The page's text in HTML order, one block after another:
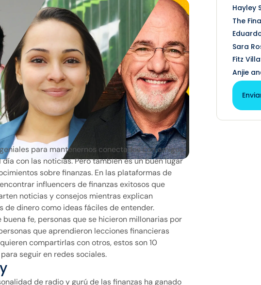
para mantenernos conectados con amigos
con las noticias. Pero también es un buen lugar
sobre finanzas. En las plataformas de
influencers de finanzas exitosos que
noticias y consejos mientras explican
de dinero como ideas fáciles de entender.
buena fe, personas que se hicieron millonarias por
que aprendieron lecciones financieras
compartirlas con otros, estos son 10
seguir en redes sociales.
de radio y gurú de las finanzas ha ganado
Hayley
The
Sara
Fitz
Anjie